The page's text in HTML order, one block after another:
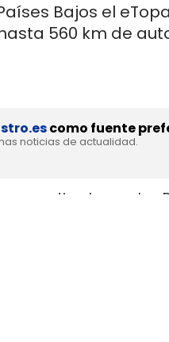
Bajos el
560 km de
como fuente
noticias de actualidad.
en septiembre en los